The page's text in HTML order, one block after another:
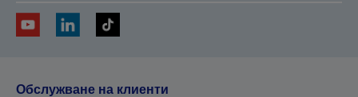
Обслужване на клиенти